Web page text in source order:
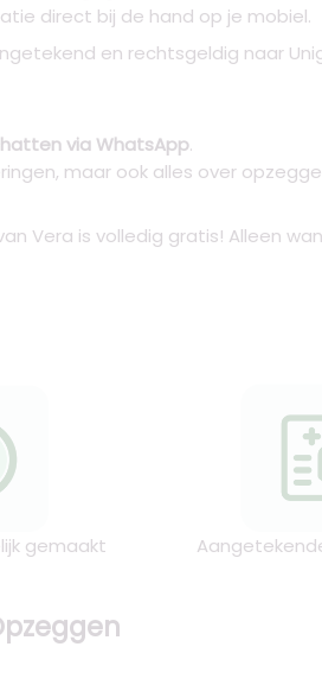
direct bij de hand op je mobiel.
en rechtsgeldig naar
via WhatsApp.
maar ook alles over
Vera is volledig gratis! Alleen
gemaakt